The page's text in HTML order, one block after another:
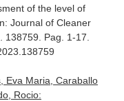
of the level of
Journal of Cleaner
138759. Pag. 1-17.
Eva Maria, Caraballo
Rocio: